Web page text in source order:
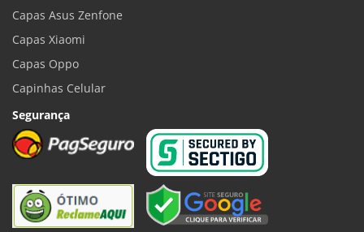
Capas Asus Zenfone
Capas Xiaomi
Capas Oppo
Capinhas Celular
Segurança